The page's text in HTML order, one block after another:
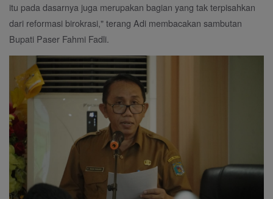
itu pada dasarnya juga merupakan bagian yang tak terpisahkan
dari reformasi birokrasi," terang Adi membacakan sambutan
Bupati Paser Fahmi Fadli.